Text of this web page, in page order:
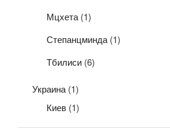
Мцхета(1)
Степанцминда(1)
Тбилиси (6)
Украина (1)
Киев (1)